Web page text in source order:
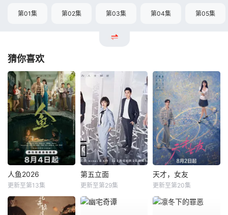
第01集 第02集 第03集 第04集 第05集
猜你喜欢
人鱼2026
更新至第13集
第五立面
更新至第29集
天才，女友
更新至第20集